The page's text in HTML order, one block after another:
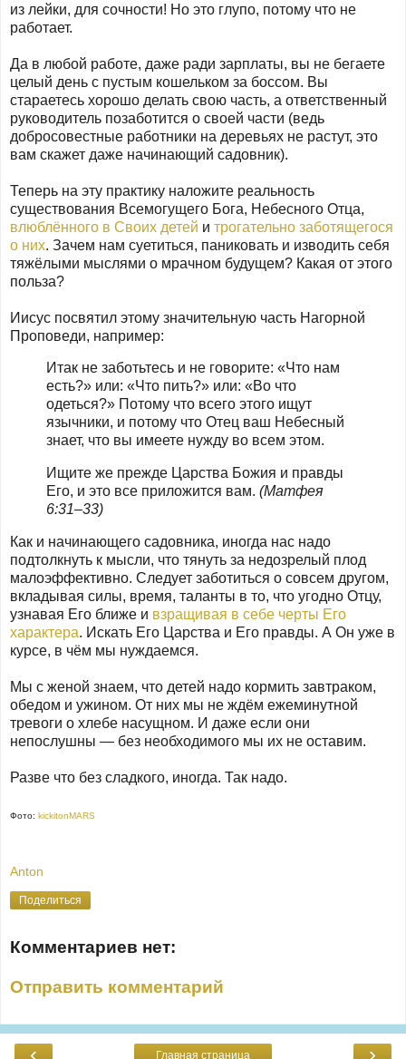
из лейки, для сочности! Но это глупо, потому что не
работает.
Да в любой работе, даже ради зарплаты, вы не бегаете
целый день с пустым кошельком за боссом. Вы
стараетесь хорошо делать свою часть, а ответственный
руководитель позаботится о своей части (ведь
добросовестные работники на деревьях не растут, это
вам скажет даже начинающий садовник).
Теперь на эту практику наложите реальность
существования Всемогущего Бога, Небесного Отца,
влюблённого в Своих детей и трогательно заботящегося
о них. Зачем нам суетиться, паниковать и изводить себя
тяжёлыми мыслями о мрачном будущем? Какая от этого
польза?
Иисус посвятил этому значительную часть Нагорной
Проповеди, например:
Итак не заботьтесь и не говорите: «Что нам
есть?» или: «Что пить?» или: «Во что
одеться?» Потому что всего этого ищут
язычники, и потому что Отец ваш Небесный
знает, что вы имеете нужду во всем этом.
Ищите же прежде Царства Божия и правды
Его, и это все приложится вам. (Матфея
6:31–33)
Как и начинающего садовника, иногда нас надо
подтолкнуть к мысли, что тянуть за недозрелый плод
малоэффективно. Следует заботиться о совсем другом,
вкладывая силы, время, таланты в то, что угодно Отцу,
узнавая Его ближе и взращивая в себе черты Его
характера. Искать Его Царства и Его правды. А Он уже в
курсе, в чём мы нуждаемся.
Мы с женой знаем, что детей надо кормить завтраком,
обедом и ужином. От них мы не ждём ежеминутной
тревоги о хлебе насущном. И даже если они
непослушны — без необходимого мы их не оставим.
Разве что без сладкого, иногда. Так надо.
Фото: kickitonMARS
Anton
Поделиться
Комментариев нет:
Отправить комментарий
Главная страница